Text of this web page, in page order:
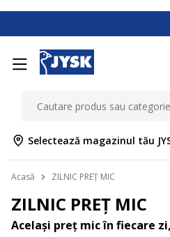
Selectează magazinul tău
Acasă ZILNIC PREȚ MIC
ZILNIC PREȚ MIC
Același preț mic în fiecare